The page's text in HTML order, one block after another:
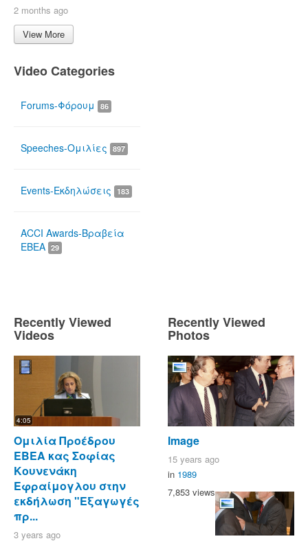
2 months ago
View More
Video Categories
Forums-Φόρουμ 86
Speeches-Ομιλίες 897
Events-Εκδηλώσεις 183
ACCI Awards-Βραβεία
ΕΒΕΑ 29
Recently Viewed
Videos
4:05
Ομιλία Προέδρου
ΕΒΕΑ κας Σοφίας
Κουνενάκη
Εφραίμογλου στην
εκδήλωση "Εξαγωγές
πρ...
3 years ago
Recently Viewed
Photos
Image
15 years ago
in 1989
7,853 views